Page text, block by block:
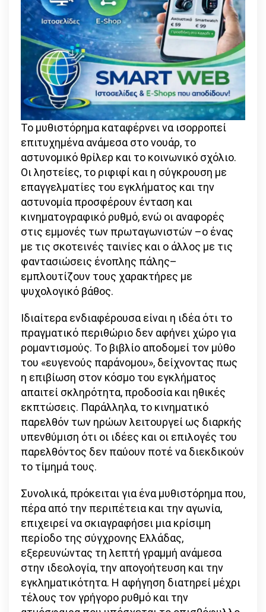
Το μυθιστόρημα καταφέρνει να ισορροπεί
επιτυχημένα ανάμεσα στο νουάρ, το
αστυνομικό θρίλερ και το κοινωνικό σχόλιο.
Οι ληστείες, το ριφιφί και η σύγκρουση με
επαγγελματίες του εγκλήματος και την
αστυνομία προσφέρουν ένταση και
κινηματογραφικό ρυθμό, ενώ οι αναφορές
στις εμμονές των πρωταγωνιστών –ο ένας
με τις σκοτεινές ταινίες και ο άλλος με τις
φαντασιώσεις ένοπλης πάλης–
εμπλουτίζουν τους χαρακτήρες με
ψυχολογικό βάθος.
Ιδιαίτερα ενδιαφέρουσα είναι η ιδέα ότι το
πραγματικό περιθώριο δεν αφήνει χώρο για
ρομαντισμούς. Το βιβλίο αποδομεί τον μύθο
του «ευγενούς παράνομου», δείχνοντας πως
η επιβίωση στον κόσμο του εγκλήματος
απαιτεί σκληρότητα, προδοσία και ηθικές
εκπτώσεις. Παράλληλα, το κινηματικό
παρελθόν των ηρώων λειτουργεί ως διαρκής
υπενθύμιση ότι οι ιδέες και οι επιλογές του
παρελθόντος δεν παύουν ποτέ να διεκδικούν
το τίμημά τους.
Συνολικά, πρόκειται για ένα μυθιστόρημα που,
πέρα από την περιπέτεια και την αγωνία,
επιχειρεί να σκιαγραφήσει μια κρίσιμη
περίοδο της σύγχρονης Ελλάδας,
εξερευνώντας τη λεπτή γραμμή ανάμεσα
στην ιδεολογία, την απογοήτευση και την
εγκληματικότητα. H αφήγηση διατηρεί μέχρι
τέλους τον γρήγορο ρυθμό και την